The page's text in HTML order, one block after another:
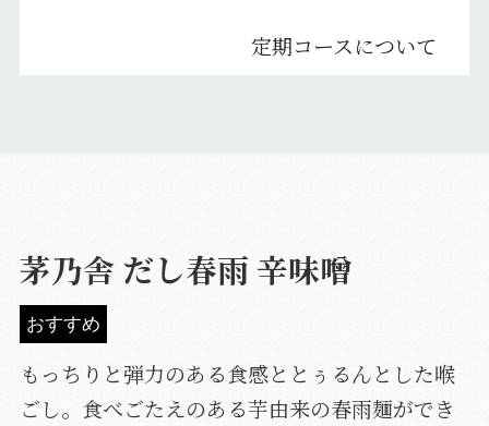
定期コースについて
茅乃舎 だし春雨 辛味噌
おすすめ
もっちりと弾力のある食感ととぅるんとした喉
ごし。食べごたえのある芋由来の春雨麺ができ